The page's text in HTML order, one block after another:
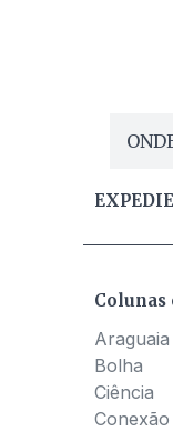
Colunas
Bolha
Ciência
Conexão